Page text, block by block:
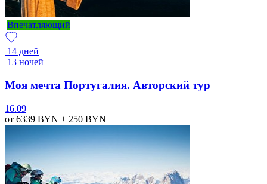
Впечатляющий
14 дней
13 ночей
Моя мечта Португалия. Авторский тур
16.09
от 6339 BYN + 250 BYN